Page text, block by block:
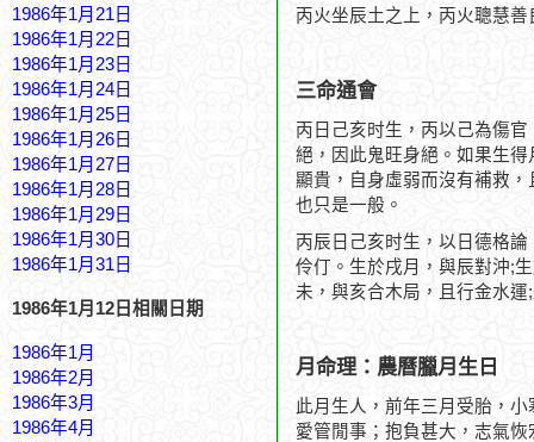
1986年1月21日
1986年1月22日
1986年1月23日
1986年1月24日
1986年1月25日
1986年1月26日
1986年1月27日
1986年1月28日
1986年1月29日
1986年1月30日
1986年1月31日
1986年1月12日相關日期
1986年1月
1986年2月
1986年3月
1986年4月
丙火坐辰土之上，丙火聰慧
三命通會
丙日己亥时生，丙以己為傷
絕，因此鬼旺身絕。如果生
顯貴，自身虛弱而沒有補救
也只是一般。
丙辰日己亥时生，以日德格
伶仃。生於戌月，與辰對沖;
未，與亥合木局，且行金水
月命理：農曆臘月生日
此月生人，前年三月受胎，
愛管閒事；抱負甚大，志氣